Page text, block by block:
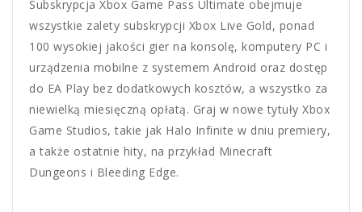
Subskrypcja Xbox Game Pass Ultimate obejmuje
wszystkie zalety subskrypcji Xbox Live Gold, ponad
100 wysokiej jakości gier na konsolę, komputery PC i
urządzenia mobilne z systemem Android oraz dostęp
do EA Play bez dodatkowych kosztów, a wszystko za
niewielką miesięczną opłatą. Graj w nowe tytuły Xbox
Game Studios, takie jak Halo Infinite w dniu premiery,
a także ostatnie hity, na przykład Minecraft
Dungeons i Bleeding Edge.